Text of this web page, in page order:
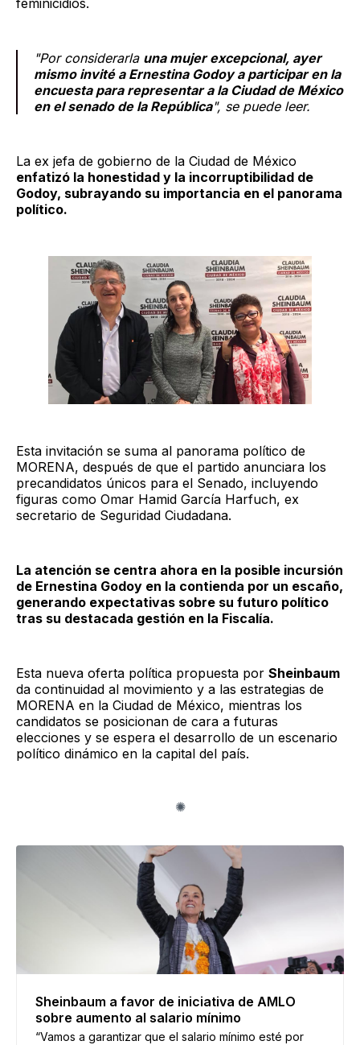
"Por considerarla una mujer excepcional, ayer
mismo invité a Ernestina Godoy a participar en la
encuesta para representar a la Ciudad de México
en el senado de la República", se puede leer.
La ex jefa de gobierno de la Ciudad de México
enfatizó la honestidad y la incorruptibilidad de
Godoy, subrayando su importancia en el panorama
político.
Esta invitación se suma al panorama político de
MORENA, después de que el partido anunciara los
precandidatos únicos para el Senado, incluyendo
figuras como Omar Hamid García Harfuch, ex
secretario de Seguridad Ciudadana.
La atención se centra ahora en la posible incursión
de Ernestina Godoy en la contienda por un escaño,
generando expectativas sobre su futuro político
tras su destacada gestión en la Fiscalía.
Esta nueva oferta política propuesta por Sheinbaum
da continuidad al movimiento y a las estrategias de
MORENA en la Ciudad de México, mientras los
candidatos se posicionan de cara a futuras
elecciones y se espera el desarrollo de un escenario
político dinámico en la capital del país.
Sheinbaum a favor de iniciativa de AMLO
sobre aumento al salario mínimo
“Vamos a garantizar que el salario mínimo esté por